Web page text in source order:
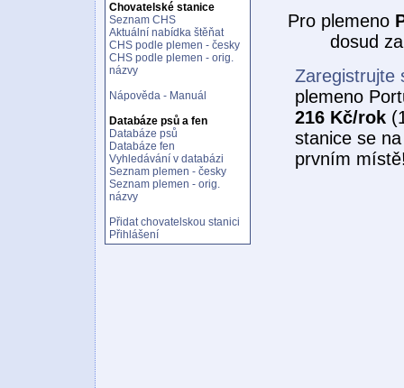
Chovatelské stanice
Seznam CHS
Aktuální nabídka štěňat
CHS podle plemen - česky
CHS podle plemen - orig.
názvy
Nápověda - Manuál
Databáze psů a fen
Databáze psů
Databáze fen
Vyhledávání v databázi
Seznam plemen - česky
Seznam plemen - orig.
názvy
Přidat chovatelskou stanici
Přihlášení
Pro plemeno
dosud
Zaregistrujte
plemeno
216 Kč/rok
stanice se
prvním